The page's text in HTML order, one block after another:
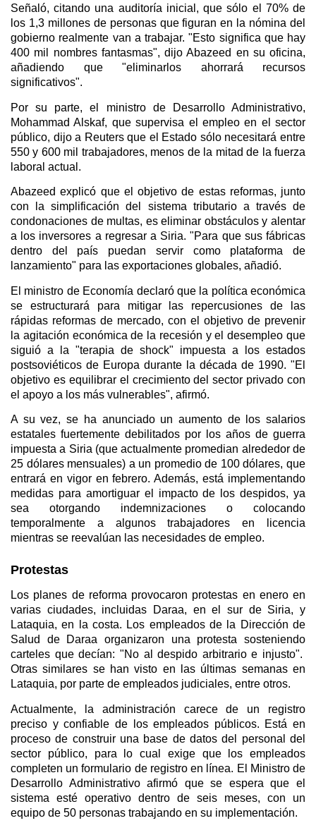
Señaló, citando una auditoría inicial, que sólo el 70% de
los 1,3 millones de personas que figuran en la nómina del
gobierno realmente van a trabajar. "Esto significa que hay
400 mil nombres fantasmas", dijo Abazeed en su oficina,
añadiendo que "eliminarlos ahorrará recursos
significativos".
Por su parte, el ministro de Desarrollo Administrativo,
Mohammad Alskaf, que supervisa el empleo en el sector
público, dijo a Reuters que el Estado sólo necesitará entre
550 y 600 mil trabajadores, menos de la mitad de la fuerza
laboral actual.
Abazeed explicó que el objetivo de estas reformas, junto
con la simplificación del sistema tributario a través de
condonaciones de multas, es eliminar obstáculos y alentar
a los inversores a regresar a Siria. "Para que sus fábricas
dentro del país puedan servir como plataforma de
lanzamiento" para las exportaciones globales, añadió.
El ministro de Economía declaró que la política económica
se estructurará para mitigar las repercusiones de las
rápidas reformas de mercado, con el objetivo de prevenir
la agitación económica de la recesión y el desempleo que
siguió a la "terapia de shock" impuesta a los estados
postsoviéticos de Europa durante la década de 1990. "El
objetivo es equilibrar el crecimiento del sector privado con
el apoyo a los más vulnerables", afirmó.
A su vez, se ha anunciado un aumento de los salarios
estatales fuertemente debilitados por los años de guerra
impuesta a Siria (que actualmente promedian alrededor de
25 dólares mensuales) a un promedio de 100 dólares, que
entrará en vigor en febrero. Además, está implementando
medidas para amortiguar el impacto de los despidos, ya
sea otorgando indemnizaciones o colocando
temporalmente a algunos trabajadores en licencia
mientras se reevalúan las necesidades de empleo.
Protestas
Los planes de reforma provocaron protestas en enero en
varias ciudades, incluidas Daraa, en el sur de Siria, y
Lataquia, en la costa. Los empleados de la Dirección de
Salud de Daraa organizaron una protesta sosteniendo
carteles que decían: "No al despido arbitrario e injusto".
Otras similares se han visto en las últimas semanas en
Lataquia, por parte de empleados judiciales, entre otros.
Actualmente, la administración carece de un registro
preciso y confiable de los empleados públicos. Está en
proceso de construir una base de datos del personal del
sector público, para lo cual exige que los empleados
completen un formulario de registro en línea. El Ministro de
Desarrollo Administrativo afirmó que se espera que el
sistema esté operativo dentro de seis meses, con un
equipo de 50 personas trabajando en su implementación.